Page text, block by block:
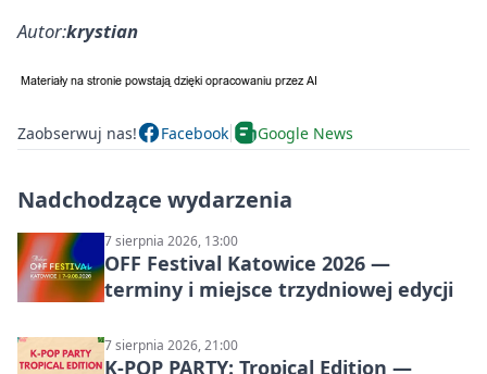
Autor:krystian
Zaobserwuj nas! Facebook Google News
Nadchodzące wydarzenia
7 sierpnia 2026, 13:00
OFF Festival Katowice 2026 —
terminy i miejsce trzydniowej edycji
7 sierpnia 2026, 21:00
K-POP PARTY: Tropical Edition —